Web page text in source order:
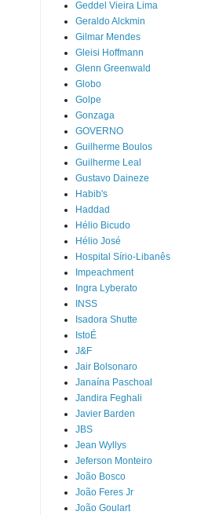
Geddel Vieira Lima
Geraldo Alckmin
Gilmar Mendes
Gleisi Hoffmann
Glenn Greenwald
Globo
Golpe
Gonzaga
GOVERNO
Guilherme Boulos
Guilherme Leal
Gustavo Daineze
Habib's
Haddad
Hélio Bicudo
Hélio José
Hospital Sírio-Libanês
Impeachment
Ingra Lyberato
INSS
Isadora Shutte
IstoÉ
J&F
Jair Bolsonaro
Janaína Paschoal
Jandira Feghali
Javier Barden
JBS
Jean Wyllys
Jeferson Monteiro
João Bosco
João Feres Jr
João Goulart